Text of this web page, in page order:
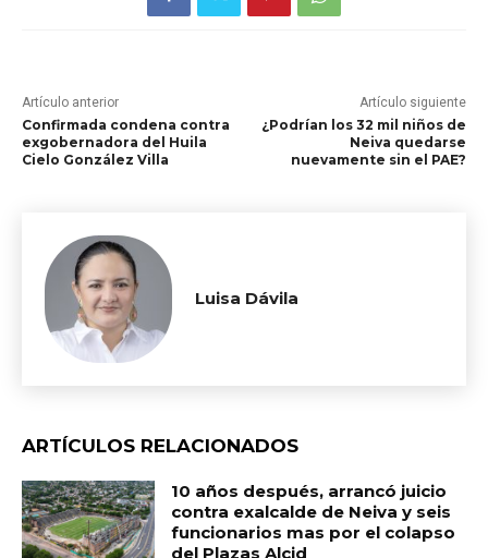
Artículo anterior
Confirmada condena contra
exgobernadora del Huila
Cielo González Villa
Artículo siguiente
¿Podrían los 32 mil niños de
Neiva quedarse
nuevamente sin el PAE?
Luisa Dávila
ARTÍCULOS RELACIONADOS
10 años después, arrancó juicio
contra exalcalde de Neiva y seis
funcionarios mas por el colapso
del Plazas Alcid